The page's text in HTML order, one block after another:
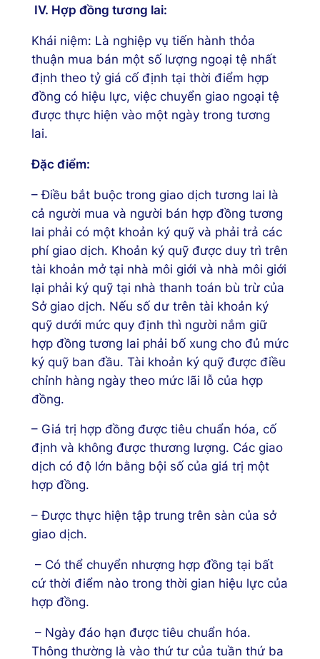
IV. Hợp đồng tương lai:
Khái niệm: Là nghiệp vụ tiến hành thỏa
thuận mua bán một số lượng ngoại tệ nhất
định theo tỷ giá cố định tại thời điểm hợp
đồng có hiệu lực, việc chuyển giao ngoại tệ
được thực hiện vào một ngày trong tương
lai.
Đặc điểm:
– Điều bắt buộc trong giao dịch tương lai là
cả người mua và người bán hợp đồng tương
lai phải có một khoản ký quỹ và phải trả các
phí giao dịch. Khoản ký quỹ được duy trì trên
tài khoản mở tại nhà môi giới và nhà môi giới
lại phải ký quỹ tại nhà thanh toán bù trừ của
Sở giao dịch. Nếu số dư trên tài khoản ký
quỹ dưới mức quy định thì người nắm giữ
hợp đồng tương lai phải bố xung cho đủ mức
ký quỹ ban đầu. Tài khoản ký quỹ được điều
chỉnh hàng ngày theo mức lãi lỗ của hợp
đồng.
– Giá trị hợp đồng được tiêu chuẩn hóa, cố
định và không được thương lượng. Các giao
dịch có độ lớn bằng bội số của giá trị một
hợp đồng.
– Được thực hiện tập trung trên sàn của sở
giao dịch.
– Có thể chuyển nhượng hợp đồng tại bất
cứ thời điểm nào trong thời gian hiệu lực của
hợp đồng.
– Ngày đáo hạn được tiêu chuẩn hóa.
Thông thường là vào thứ tư của tuần thứ ba